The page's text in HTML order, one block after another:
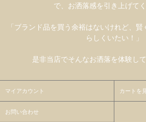
で、お洒落感を引き上げてく
「ブランド品を買う余裕はないけれど、
らしくいたい！」
是非当店でそんなお洒落を体験し
マイアカウント カートを
お問い合わせ